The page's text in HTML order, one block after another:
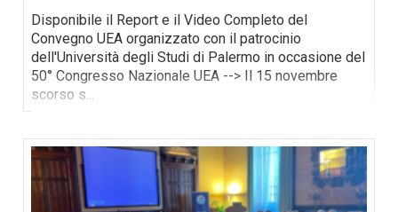
Disponibile il Report e il Video Completo del
Convegno UEA organizzato con il patrocinio
dell'Università degli Studi di Palermo in occasione del
50° Congresso Nazionale UEA --> Il 15 novembre
scorso s...